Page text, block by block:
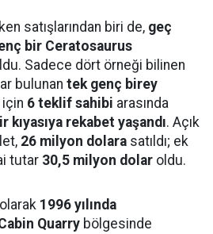
satışlarından biri de, geç
bir Ceratosaurus
Sadece dört örneği bilinen
bulunan tek genç birey
6 teklif sahibi arasında
kıyasıya rekabet yaşandı. Açık
26 milyon dolara satıldı; ek
tutar 30,5 milyon dolar oldu.
1996 yılında
Quarry bölgesinde